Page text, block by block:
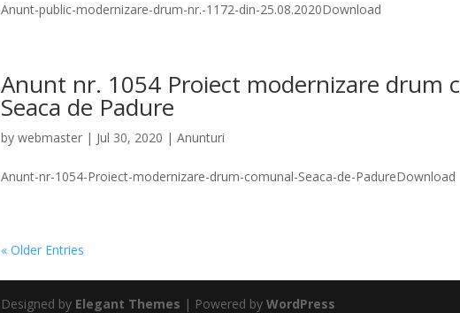
Anunt-public-modernizare-drum-nr.-1172-din-25.08.2020Download
Anunt nr. 1054 Proiect modernizare drum
Seaca de Padure
bywebmaster | Jul 30, 2020 |Anunturi
Anunt-nr-1054-Proiect-modernizare-drum-comunal-Seaca-de-PadureDownload
« Older Entries
Designed by Elegant Themes | Powered byWordPress